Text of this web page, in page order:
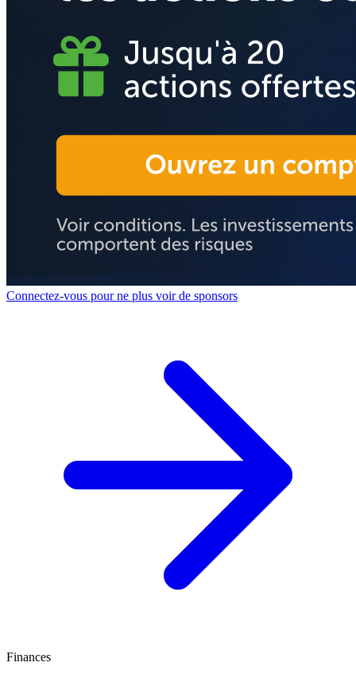
Connectez-vous pour ne plus voir de sponsors
Finances